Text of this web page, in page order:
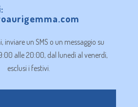
inviare un SMS o un messaggio su
alle 20:00, dal lunedì al venerdì,
esclusi i festivi.